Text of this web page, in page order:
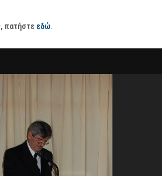
πατήστε εδώ.